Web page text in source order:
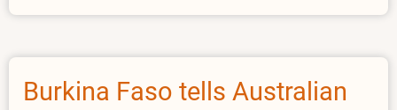
Für
Millionen
Euro:
Chinesischer
Burkina Faso tells Australian